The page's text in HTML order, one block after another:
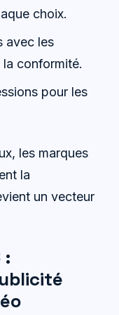
choix.
avec les
la conformité.
pour les
les marques
la
un vecteur
: